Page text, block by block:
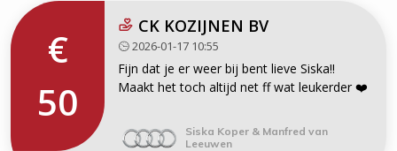
€
50
CK KOZIJNEN BV
2026-01-17 10:55
Fijn dat je er weer bij bent lieve Siska!!
Maakt het toch altijd net ff wat leukerder ❤️
Siska Koper & Manfred van
Leeuwen